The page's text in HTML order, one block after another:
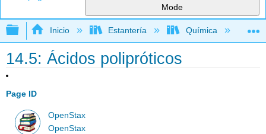
Mode
Expandir/contraer jerarquía global
Inicio Estantería Química
14.5: Ácidos polipróticos
Page ID
OpenStax
OpenStax